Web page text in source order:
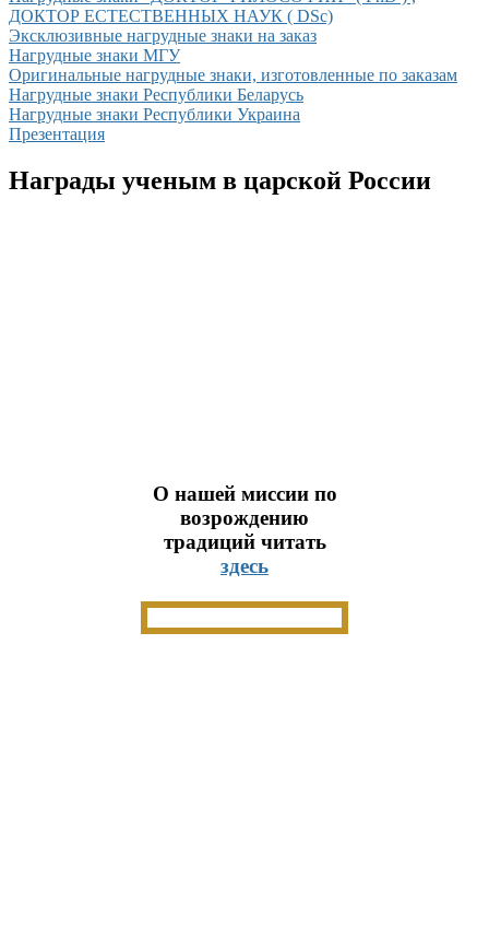
ДОКТОР ЕСТЕСТВЕННЫХ НАУК ( DSc)
Эксклюзивные нагрудные знаки на заказ
Нагрудные знаки МГУ
Оригинальные нагрудные знаки, изготовленные по заказам
Нагрудные знаки Республики Беларусь
Нагрудные знаки Республики Украина
Презентация
Награды ученым в царской России
О нашей миссии по
возрождению
традиций читать
здесь